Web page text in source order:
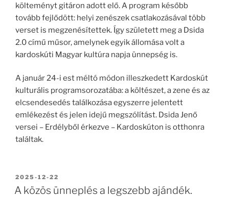
költeményt gitáron adott elő. A program később
tovább fejlődött: helyi zenészek csatlakozásával több
verset is megzenésítettek. Így született meg a Dsida
2.0 című műsor, amelynek egyik állomása volt a
kardoskúti Magyar kultúra napja ünnepség is.
A január 24-i est méltó módon illeszkedett Kardoskút
kulturális programsorozatába: a költészet, a zene és az
elcsendesedés találkozása egyszerre jelentett
emlékezést és jelen idejű megszólítást. Dsida Jenő
versei – Erdélyből érkezve – Kardoskúton is otthonra
találtak.
BEKÜLDVE:
2025-12-22
A közös ünneplés a legszebb ajándék.